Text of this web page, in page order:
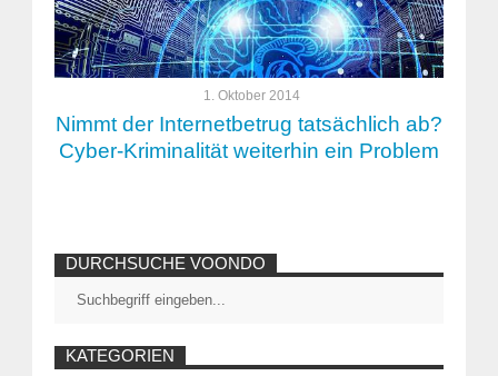
1. Oktober 2014
Nimmt der Internetbetrug tatsächlich ab?
Cyber-Kriminalität weiterhin ein Problem
DURCHSUCHE VOONDO
KATEGORIEN